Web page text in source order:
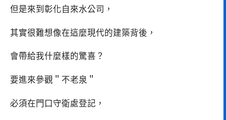
但是來到彰化自來水公司，
其實很難想像在這麼現代的建築背後，
會帶給我什麼樣的驚喜？
要進來參觀＂不老泉＂
必須在門口守衛處登記，